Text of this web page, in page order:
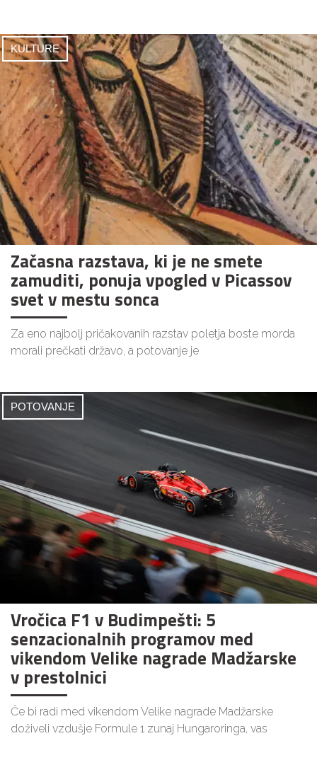
KULTURE
Začasna razstava, ki je ne smete
zamuditi, ponuja vpogled v Picassov
svet v mestu sonca
Za eno najbolj pričakovanih razstav poletja boste morda
morali prečkati državo, a potovanje je
POTOVANJE
Vročica F1 v Budimpešti: 5
senzacionalnih programov med
vikendom Velike nagrade Madžarske
v prestolnici
Če bi radi med vikendom Velike nagrade Madžarske
doživeli vzdušje Formule 1 zunaj Hungaroringa, vas